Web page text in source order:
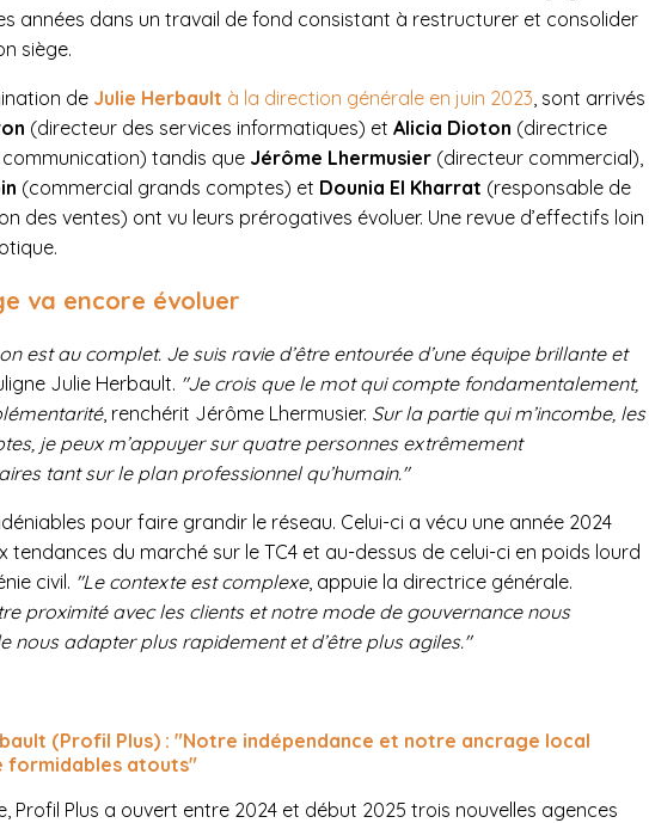
années dans un travail de fond consistant à restructurer et consolider
siège.
de Julie Herbault à la direction générale en juin 2023 , sont arrivés
(directeur des services informatiques) et Alicia Dioton (directrice
tandis que Jérôme Lhermusier (directeur commercial),
(commercial grands comptes) et Dounia El Kharrat (responsable de
des ventes) ont vu leurs prérogatives évoluer. Une revue d’effectifs loin
va encore évoluer
on est au complet. Je suis ravie d’être entourée d’une équipe brillante et
Julie Herbault. "Je crois que le mot qui compte fondamentalement,
, renchérit Jérôme Lhermusier. Sur la partie qui m’incombe, les
je peux m’appuyer sur quatre personnes extrêmement
tant sur le plan professionnel qu’humain."
pour faire grandir le réseau. Celui-ci a vécu une année 2024
tendances du marché sur le TC4 et au-dessus de celui-ci en poids lourd
civil. "Le contexte est complexe, appuie la directrice générale.
proximité avec les clients et notre mode de gouvernance nous
nous adapter plus rapidement et d’être plus agiles."
(Profil Plus) : "Notre indépendance et notre ancrage local
formidables atouts"
Profil Plus a ouvert entre 2024 et début 2025 trois nouvelles agences